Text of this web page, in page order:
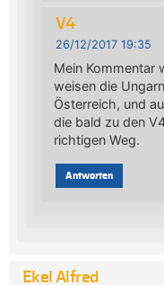
V4
26/12/2017 19:35
Mein Kommentar
weisen die
Österreich, und
die bald zu den
richtigen Weg.
Antworten
Ekel Alfred